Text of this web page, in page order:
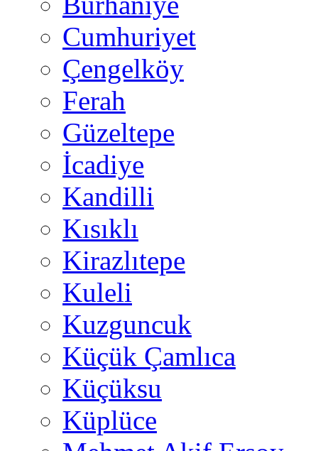
Cumhuriyet
Çengelköy
Ferah
Güzeltepe
İcadiye
Kandilli
Kısıklı
Kirazlıtepe
Kuleli
Kuzguncuk
Küçük Çamlıca
Küçüksu
Küplüce